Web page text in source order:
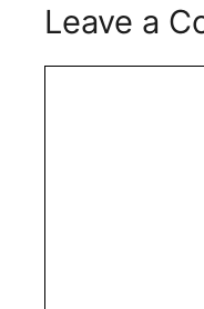
Leave a